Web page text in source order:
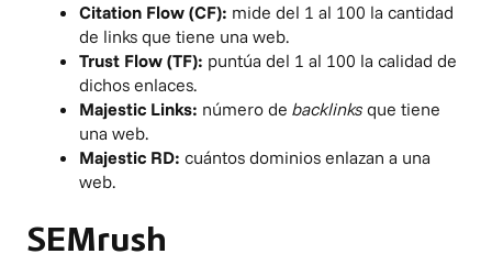
Citation Flow (CF): mide del 1 al 100 la cantidad
de links que tiene una web.
Trust Flow (TF): puntúa del 1 al 100 la calidad de
dichos enlaces.
Majestic Links: número de backlinks que tiene
una web.
Majestic RD: cuántos dominios enlazan a una
web.
SEMrush